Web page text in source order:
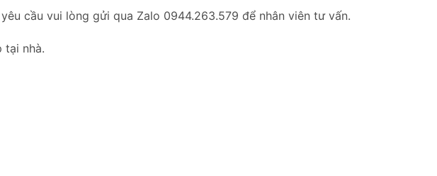
cầu vui lòng gửi qua Zalo 0944.263.579 để nhân viên tư vấn.
tại nhà.